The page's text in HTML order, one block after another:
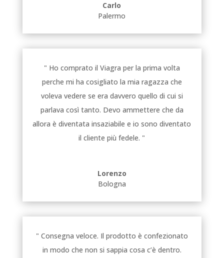
Carlo
Palermo
" Ho comprato il Viagra per la prima volta
perche mi ha cosigliato la mia ragazza che
voleva vedere se era davvero quello di cui si
parlava così tanto. Devo ammettere che da
allora è diventata insaziabile e io sono diventato
il cliente più fedele. "
Lorenzo
Bologna
" Consegna veloce. Il prodotto è confezionato
in modo che non si sappia cosa c’è dentro.